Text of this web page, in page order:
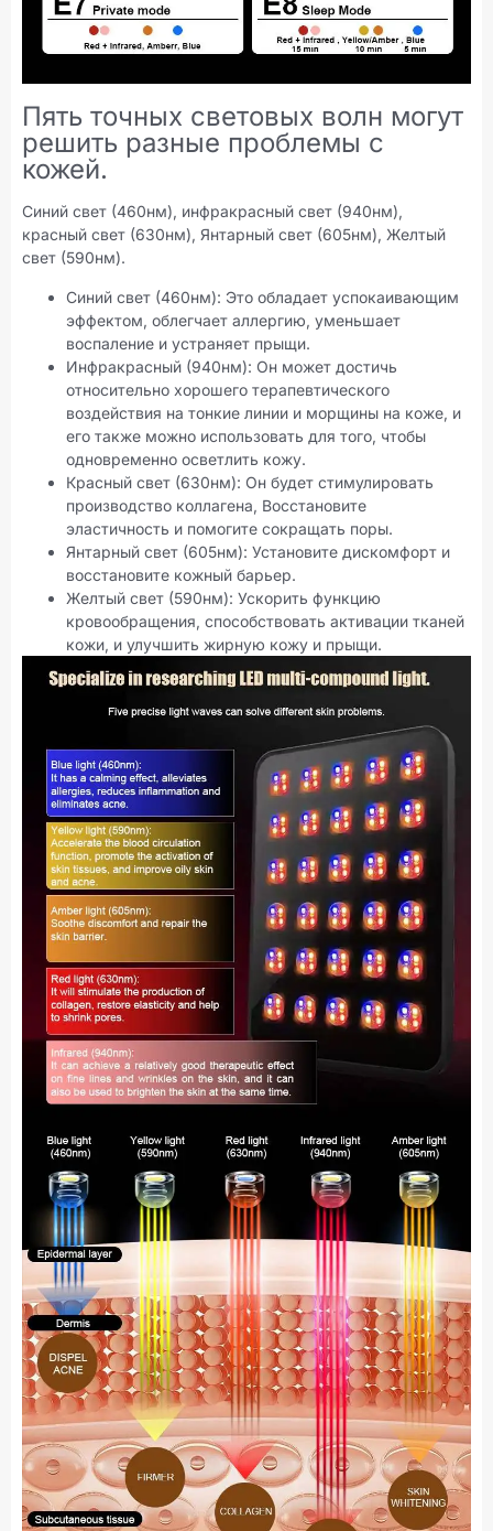
Пять точных световых волн могут
решить разные проблемы с
кожей.
Синий свет (460нм), инфракрасный свет (940нм),
красный свет (630нм), Янтарный свет (605нм), Желтый
свет (590нм).
Синий свет (460нм): Это обладает успокаивающим
эффектом, облегчает аллергию, уменьшает
воспаление и устраняет прыщи.
Инфракрасный (940нм): Он может достичь
относительно хорошего терапевтического
воздействия на тонкие линии и морщины на коже, и
его также можно использовать для того, чтобы
одновременно осветлить кожу.
Красный свет (630нм): Он будет стимулировать
производство коллагена, Восстановите
эластичность и помогите сокращать поры.
Янтарный свет (605нм): Установите дискомфорт и
восстановите кожный барьер.
Желтый свет (590нм): Ускорить функцию
кровообращения, способствовать активации тканей
кожи, и улучшить жирную кожу и прыщи.